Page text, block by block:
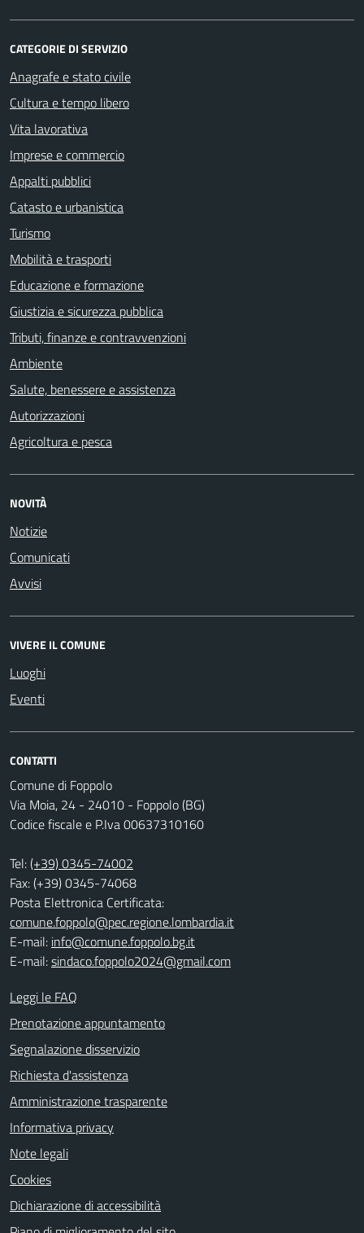
CATEGORIE DI SERVIZIO
Anagrafe e stato civile
Cultura e tempo libero
Vita lavorativa
Imprese e commercio
Appalti pubblici
Catasto e urbanistica
Turismo
Mobilità e trasporti
Educazione e formazione
Giustizia e sicurezza pubblica
Tributi, finanze e contravvenzioni
Ambiente
Salute, benessere e assistenza
Autorizzazioni
Agricoltura e pesca
NOVITÀ
Notizie
Comunicati
Avvisi
VIVERE IL COMUNE
Luoghi
Eventi
CONTATTI
Comune di Foppolo
Via Moia, 24 - 24010 - Foppolo (BG)
Codice fiscale e P.Iva 00637310160
Tel:(+39) 0345-74002
Fax: (+39) 0345-74068
Posta Elettronica Certificata:
comune.foppolo@pec.regione.lombardia.it
E-mail: info@comune.foppolo.bg.it
E-mail:sindaco.foppolo2024@gmail.com
Leggi le FAQ
Prenotazione appuntamento
Segnalazione disservizio
Richiesta d'assistenza
Amministrazione trasparente
Informativa privacy
Note legali
Cookies
Dichiarazione di accessibilità